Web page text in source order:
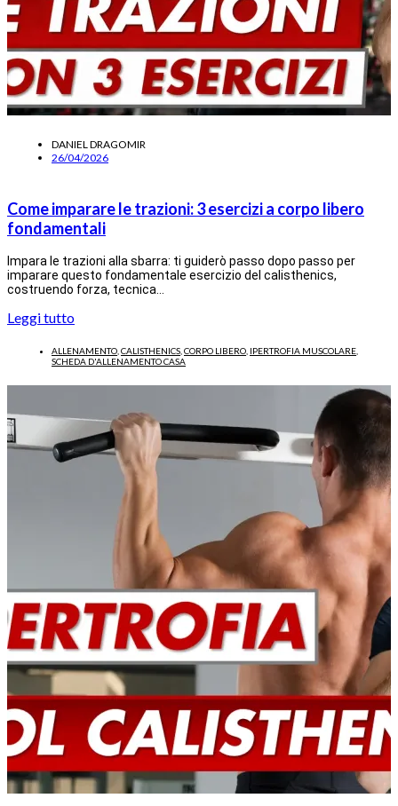
DANIEL DRAGOMIR
26/04/2026
Come imparare le trazioni: 3 esercizi a corpo libero
fondamentali
Impara le trazioni alla sbarra: ti guiderò passo dopo passo per
imparare questo fondamentale esercizio del calisthenics,
costruendo forza, tecnica…
Leggi tutto
ALLENAMENTO CALISTHENICS CORPO LIBERO IPERTROFIA MUSCOLARE
SCHEDA D'ALLENAMENTO CASA